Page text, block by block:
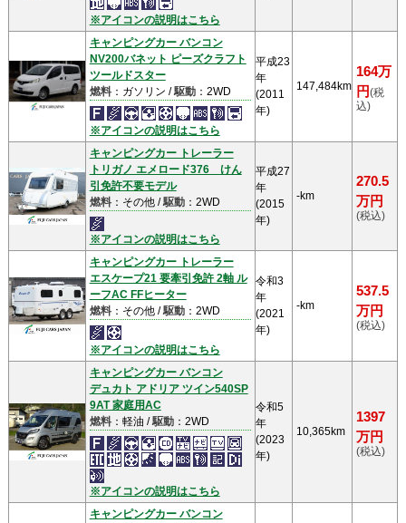
※アイコンの説明はこちら
キャンピングカー バンコン
NV200バネット ピーズクラフト
ツールドスター
燃料：ガソリン /駆動：2WD
※アイコンの説明はこちら
平成23
年
(2011
年)
147,484km
164万
円(税
込)
キャンピングカー トレーラー
トリガノ エメロード376 けん
引免許不要モデル
燃料：その他 /駆動：2WD
※アイコンの説明はこちら
平成27
年
(2015
年)
-km
270.5
万円
(税込)
キャンピングカー トレーラー
エスケープ21 要牽引免許 2軸 ル
ーフAC FFヒーター
燃料：その他 /駆動：2WD
※アイコンの説明はこちら
令和3
年
(2021
年)
-km
537.5
万円
(税込)
キャンピングカー バンコン
デュカト アドリア ツイン540SP
9AT 家庭用AC
燃料：軽油 /駆動：2WD
※アイコンの説明はこちら
令和5
年
(2023
年)
10,365km
1397
万円
(税込)
キャンピングカー バンコン